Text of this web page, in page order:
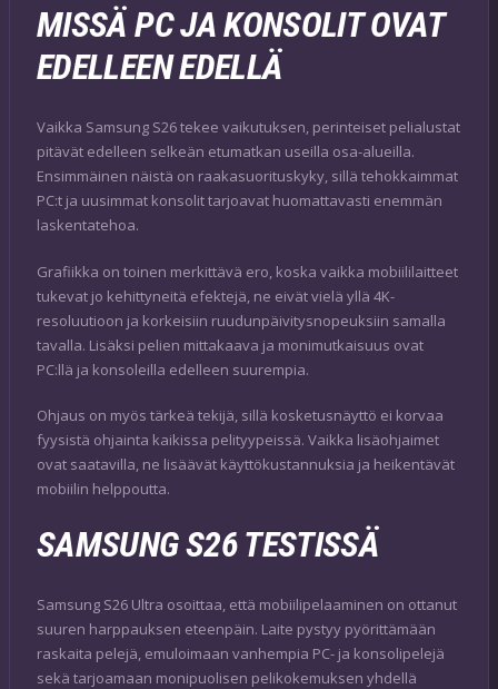
MISSÄ PC JA KONSOLIT OVAT
EDELLEEN EDELLÄ
Vaikka Samsung S26 tekee vaikutuksen, perinteiset pelialustat
pitävät edelleen selkeän etumatkan useilla osa-alueilla.
Ensimmäinen näistä on raakasuorituskyky, sillä tehokkaimmat
PC:t ja uusimmat konsolit tarjoavat huomattavasti enemmän
laskentatehoa.
Grafiikka on toinen merkittävä ero, koska vaikka mobiililaitteet
tukevat jo kehittyneitä efektejä, ne eivät vielä yllä 4K-
resoluutioon ja korkeisiin ruudunpäivitysnopeuksiin samalla
tavalla. Lisäksi pelien mittakaava ja monimutkaisuus ovat
PC:llä ja konsoleilla edelleen suurempia.
Ohjaus on myös tärkeä tekijä, sillä kosketusnäyttö ei korvaa
fyysistä ohjainta kaikissa pelityypeissä. Vaikka lisäohjaimet
ovat saatavilla, ne lisäävät käyttökustannuksia ja heikentävät
mobiilin helppoutta.
SAMSUNG S26 TESTISSÄ
Samsung S26 Ultra osoittaa, että mobiilipelaaminen on ottanut
suuren harppauksen eteenpäin. Laite pystyy pyörittämään
raskaita pelejä, emuloimaan vanhempia PC- ja konsolipelejä
sekä tarjoamaan monipuolisen pelikokemuksen yhdellä